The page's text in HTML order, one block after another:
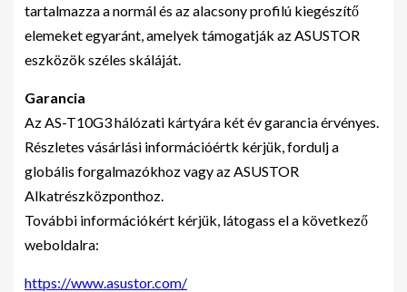
tartalmazza a normál és az alacsony profilú kiegészítő
elemeket egyaránt, amelyek támogatják az ASUSTOR
eszközök széles skáláját.
Garancia
Az AS-T10G3 hálózati kártyára két év garancia érvényes.
Részletes vásárlási információértk kérjük, fordulj a
globális forgalmazókhoz vagy az ASUSTOR
Alkatrészközponthoz.
További információkért kérjük, látogass el a következő
weboldalra:
https://www.asustor.com/